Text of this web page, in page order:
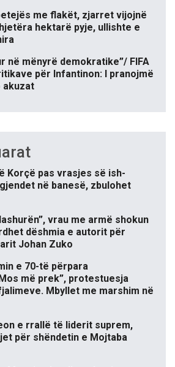
me flakët, zjarret vijojnë
hektarë pyje, ullishte e
në mënyrë demokratike”/ FIFA
për Infantinon: I pranojmë
akuzat
Korçë pas vrasjes së ish-
në banesë, zbulohet
vrau me armë shokun
dëshmia e autorit për
Johan Zuko
e 70-të përpara
më prek”, protestuesja
Mbyllet me marshim në
e rrallë të liderit suprem,
për shëndetin e Mojtaba